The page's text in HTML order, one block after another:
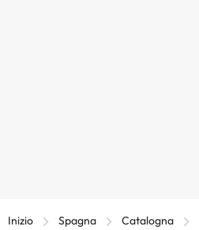
Inizio Spagna Catalogna